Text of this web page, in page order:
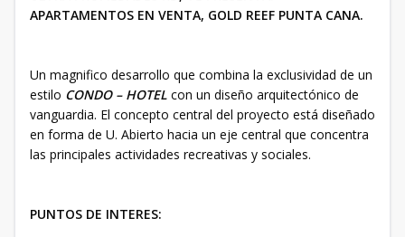
APARTAMENTOS EN VENTA, GOLD REEF PUNTA CANA.
Un magnifico desarrollo que combina la exclusividad de un
estilo CONDO – HOTEL con un diseño arquitectónico de
vanguardia. El concepto central del proyecto está diseñado
en forma de U. Abierto hacia un eje central que concentra
las principales actividades recreativas y sociales.
PUNTOS DE INTERES: